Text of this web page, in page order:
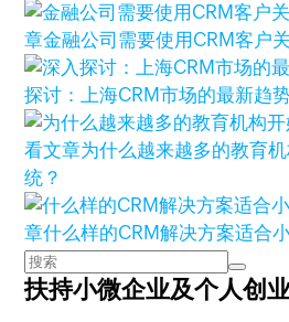
章金融公司需要使用CRM客户
探讨：上海CRM市场的最新趋
看文章为什么越来越多的教育
统？
章什么样的CRM解决方案适合
扶持小微企业及个人创